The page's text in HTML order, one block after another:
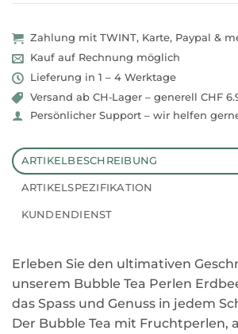
Zahlung mit TWINT, Karte, Paypal &
Kauf auf Rechnung möglich
Lieferung in 1 – 4 Werktage
Versand ab CH‑Lager – generell CHF
Persönlicher Support – wir helfen
ARTIKELBESCHREIBUNG
ARTIKELSPEZIFIKATION
KUNDENDIENST
Erleben Sie den ultimativen
unserem Bubble Tea Perlen
das Spass und Genuss in jedem
Der Bubble Tea mit Fruchtperlen,